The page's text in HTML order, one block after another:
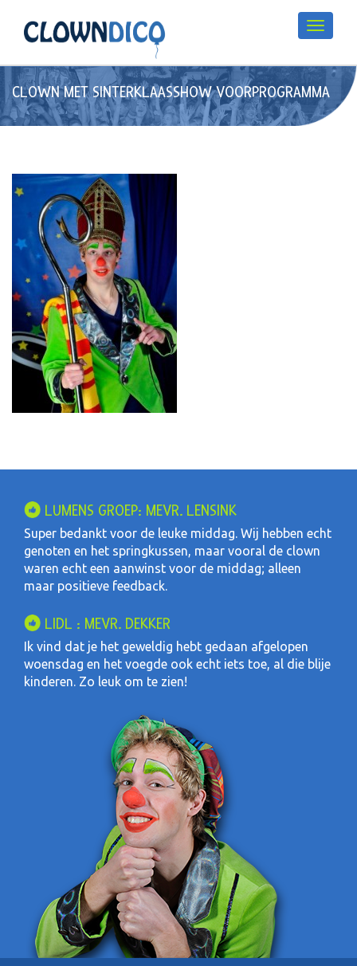
CLOWN MET SINTERKLAASSHOW VOORPROGRAMMA
LUMENS GROEP: MEVR. LENSINK
Super bedankt voor de leuke middag. Wij hebben echt
genoten en het springkussen, maar vooral de clown
waren echt een aanwinst voor de middag; alleen
maar positieve feedback.
LIDL : MEVR. DEKKER
Ik vind dat je het geweldig hebt gedaan afgelopen
woensdag en het voegde ook echt iets toe, al die blije
kinderen. Zo leuk om te zien!